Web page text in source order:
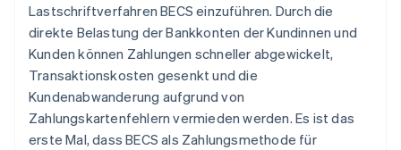
Lastschriftverfahren BECS einzuführen. Durch die
direkte Belastung der Bankkonten der Kundinnen und
Kunden können Zahlungen schneller abgewickelt,
Transaktionskosten gesenkt und die
Kundenabwanderung aufgrund von
Zahlungskartenfehlern vermieden werden. Es ist das
erste Mal, dass BECS als Zahlungsmethode für
Indien
English
Irland
English
Italien
Italiano English
Japan
日本語English